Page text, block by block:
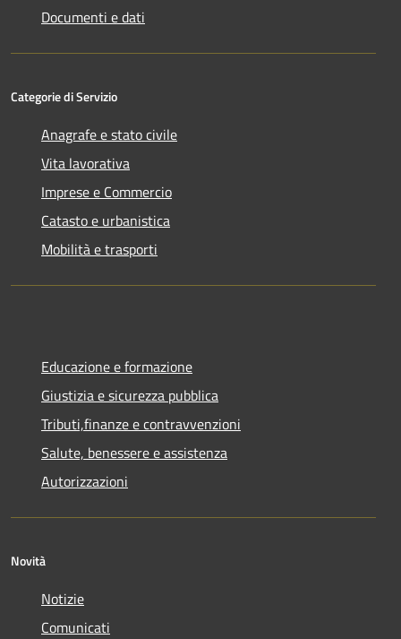
Documenti e dati
Categorie di Servizio
Anagrafe e stato civile
Vita lavorativa
Imprese e Commercio
Catasto e urbanistica
Mobilità e trasporti
Educazione e formazione
Giustizia e sicurezza pubblica
Tributi,finanze e contravvenzioni
Salute, benessere e assistenza
Autorizzazioni
Novità
Notizie
Comunicati